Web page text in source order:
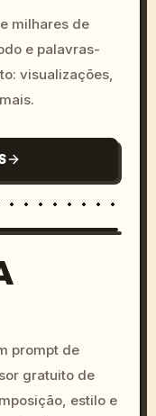
milhares de
e palavras-
visualizações,
8k --v 6.0
prompt de
gratuito de
estilo e